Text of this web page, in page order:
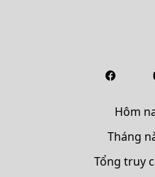
Hôm
Tháng
Tổng truy